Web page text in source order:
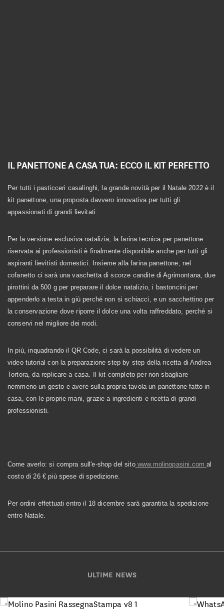
IL PANETTONE A CASA TUA: ECCO IL KIT PERFETTO
Per tutti i pasticceri casalinghi, la grande novità per il Natale 2022 è il
kit panettone, una proposta davvero innovativa per tutti gli
appassionati di grandi lievitati.
Per la versione esclusiva natalizia, la farina tecnica per panettone
riservata ai professionisti è finalmente disponibile anche per tutti gli
aspiranti lievitisti domestici. Insieme alla farina panettone, nel
cofanetto ci sarà una vaschetta di scorze candite di Agrimontana, due
pirottini da 500 g per preparare il dolce natalizio, i bastoncini per
appenderlo a testa in giù perché non si schiacci, e un sacchettino per
la conservazione dove riporre il dolce una volta raffreddato, perché si
conservi nel migliore dei modi.
In più, inquadrando il QR Code, ci sarà la possibilità di vedere un
video tutorial con la preparazione step by step della ricetta di Andrea
Tortora, da replicare a casa. Il kit completo per non sbagliare
nemmeno un gesto e avere sulla propria tavola un panettone fatto in
casa, con le proprie mani, grazie a ingredienti e ricetta di grandi
professionisti.
Come averlo: si compra sull'e-shop del sitowww.molinopasini.comal
costo di 26 € più spese di spedizione.
Per ordini effettuati entro il 18 dicembre sarà garantita la spedizione
entro Natale.
ULTIME NEWS